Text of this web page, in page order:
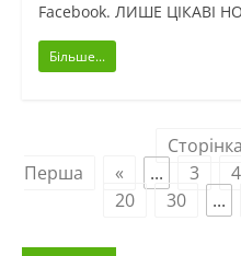
Facebook. ЛИШЕ ЦІКАВІ
Більше...
Перша
« ... 3 4
20
30 ...